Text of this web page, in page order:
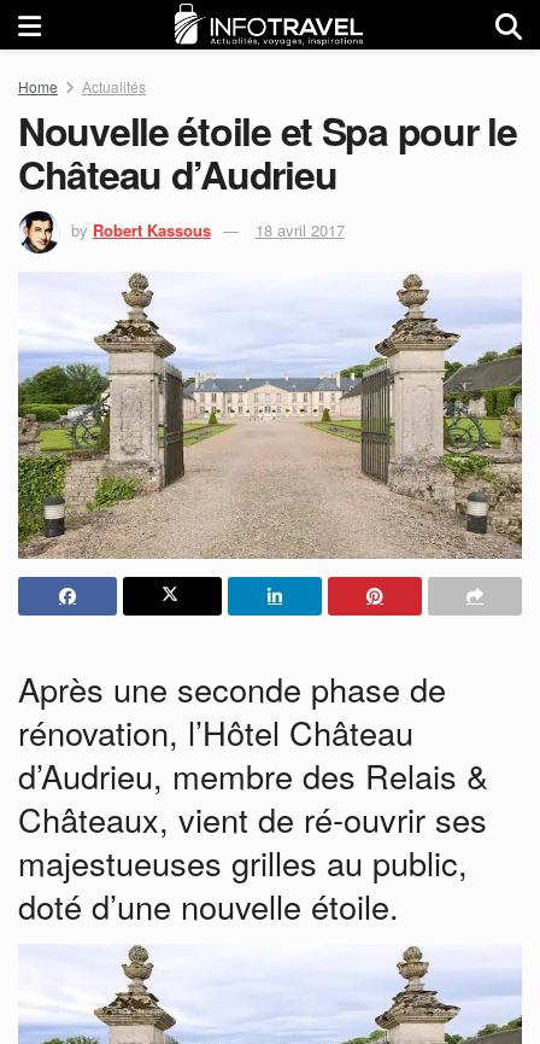
Home Actualités
Nouvelle étoile et Spa pour le
Château d’Audrieu
by Robert Kassous 18 avril 2017
Après une seconde phase de
rénovation, l’Hôtel Château
d’Audrieu, membre des Relais &
Châteaux, vient de ré-ouvrir ses
majestueuses grilles au public,
doté d’une nouvelle étoile.